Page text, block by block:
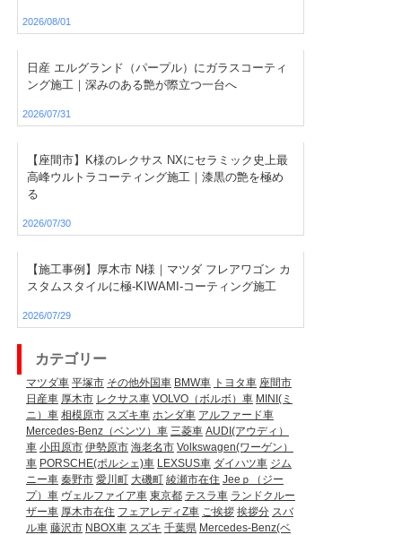
2026/08/01
日産 エルグランド（パープル）にガラスコーティ
ング施工｜深みのある艶が際立つ一台へ
2026/07/31
【座間市】K様のレクサス NXにセラミック史上最
高峰ウルトラコーティング施工｜漆黒の艶を極め
る
2026/07/30
【施工事例】厚木市 N様｜マツダ フレアワゴン カ
スタムスタイルに極-KIWAMI-コーティング施工
2026/07/29
カテゴリー
マツダ車 平塚市 その他外国車 BMW車 トヨタ車 座間市
日産車 厚木市 レクサス車 VOLVO（ボルボ）車 MINI(ミ
ニ）車 相模原市 スズキ車 ホンダ車 アルファード車
Mercedes-Benz（ベンツ）車 三菱車 AUDI(アウディ）
車 小田原市 伊勢原市 海老名市 Volkswagen(ワーゲン）
車 PORSCHE(ポルシェ)車 LEXSUS車 ダイハツ車 ジム
ニー車 秦野市 愛川町 大磯町 綾瀬市在住 Jeeｐ（ジー
プ）車 ヴェルファイア車 東京都 テスラ車 ランドクルー
ザー車 厚木市在住 フェアレディZ車 ご挨拶 挨拶分 スバ
ル車 藤沢市 NBOX車 スズキ 千葉県 Mercedes-Benz(ベ